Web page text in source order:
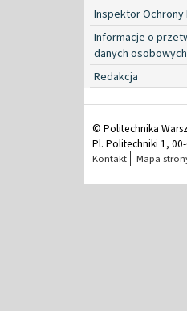
Inspektor Ochrony
Informacje o
danych osobowych
Redakcja
© Politechnika
Pl. Politechniki 1,
Kontakt Mapa